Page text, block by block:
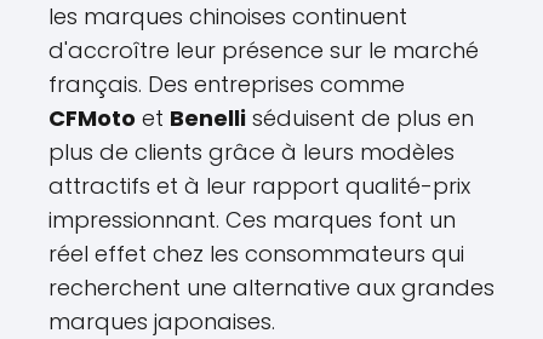
les marques chinoises continuent
d'accroître leur présence sur le marché
français. Des entreprises comme
CFMoto et Benelli séduisent de plus en
plus de clients grâce à leurs modèles
attractifs et à leur rapport qualité-prix
impressionnant. Ces marques font un
réel effet chez les consommateurs qui
recherchent une alternative aux grandes
marques japonaises.